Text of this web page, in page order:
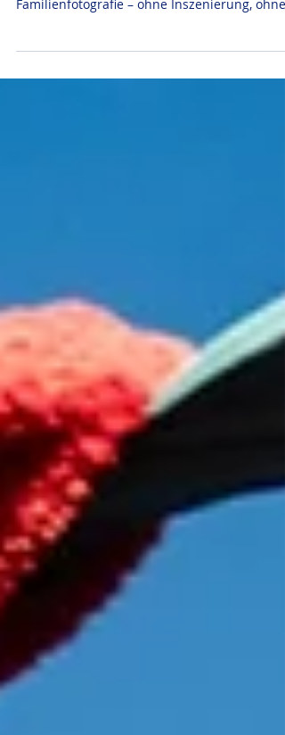
Ein Tag im Alltag von vier Schwestern und
Familienfotografie – ohne Inszenierung, ohne